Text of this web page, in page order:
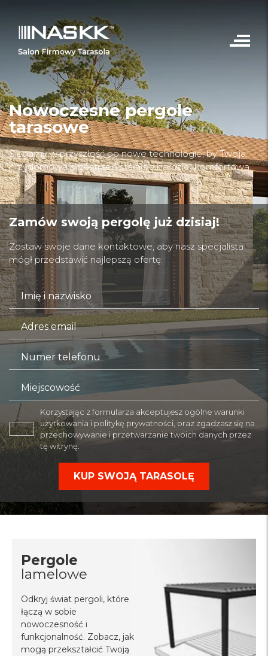
Nowoczesne pergole
tarasowe
Sięgamy w przyszłość po nowe technologie, by Twoja
przydomowa przestrzeń stała się bardziej komfortowa.
Zamów swoją pergolę już dzisiaj!
Zostaw swoje dane kontaktowe, aby nasz specjalista
mógł przedstawić najlepszą ofertę:
Korzystając z formularza akceptujesz ogólne warunki
użytkowania i politykę prywatności, oraz zgadzasz się na
przechowywanie i przetwarzanie twoich danych przez
tę witrynę.
Pergole
lamelowe
Odkryj świat pergoli, które
łączą w sobie
nowoczesność i
funkcjonalność. Zobacz, jak
mogą przekształcić Twoją